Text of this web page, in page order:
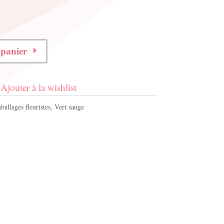
Ajouter à la wishlist
fleuristes, Vert sauge